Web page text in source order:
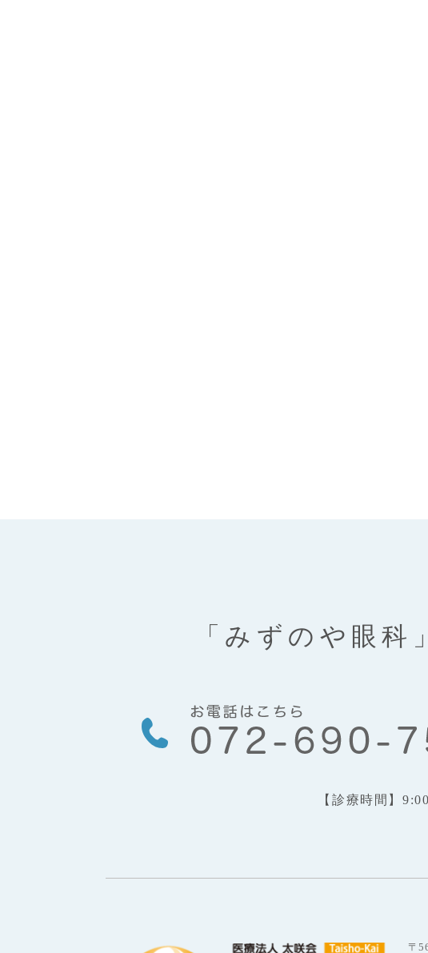
「みずのや眼科
【診療時間】
〒